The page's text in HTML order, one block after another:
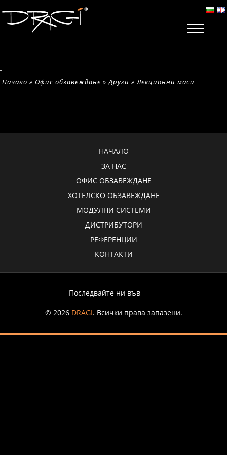
Начало » Офис обзавеждане »Други »Лекционни маси
НАЧАЛО
ЗА НАС
ОФИС ОБЗАВЕЖДАНЕ
ХОТЕЛСКО ОБЗАВЕЖДАНЕ
МОДУЛНИ СИСТЕМИ
ДИСТРИБУТОРИ
РЕФЕРЕНЦИИ
КОНТАКТИ
Последвайте ни във
© 2026 DRAGI. Всички права запазени.